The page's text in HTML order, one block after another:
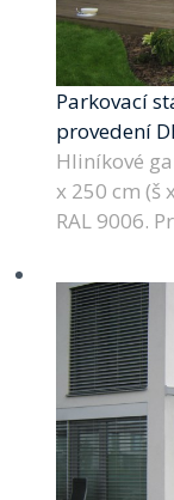
Parkovací
provedení
Hliníkové
x 250 cm (š
RAL 9006.